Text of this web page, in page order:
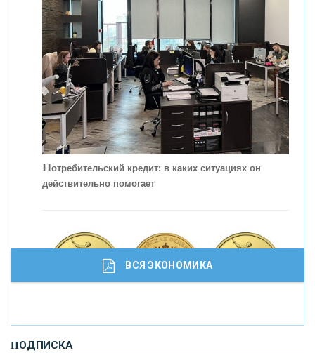
Скорость - один из главных трендов в
кредитовании бизнеса - «Интервью»
Потребительский кредит: в каких ситуациях он
действительно помогает
И
сохранения и увеличения капитала
ВСЯ ЭКОНОМИКА
ПОДПИСКА